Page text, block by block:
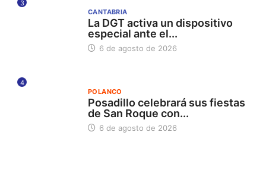
3
CANTABRIA
La DGT activa un dispositivo
especial ante el...
6 de agosto de 2026
4
POLANCO
Posadillo celebrará sus fiestas
de San Roque con...
6 de agosto de 2026